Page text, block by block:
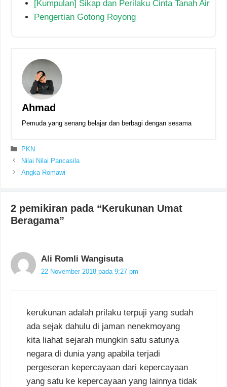
[Kumpulan] Sikap dan Perilaku Cinta Tanah Air
Pengertian Gotong Royong
Ahmad
Pemuda yang senang belajar dan berbagi dengan sesama
Kategori
PKN
Nilai Nilai Pancasila
Angka Romawi
2 pemikiran pada “Kerukunan Umat
Beragama”
Ali Romli Wangisuta
22 November 2018 pada 9:27 pm
kerukunan adalah prilaku terpuji yang sudah
ada sejak dahulu di jaman nenekmoyang
kita liahat sejarah mungkin satu satunya
negara di dunia yang apabila terjadi
pergeseran kepercayaan dari kepercayaan
yang satu ke kepercayaan yang lainnya tidak